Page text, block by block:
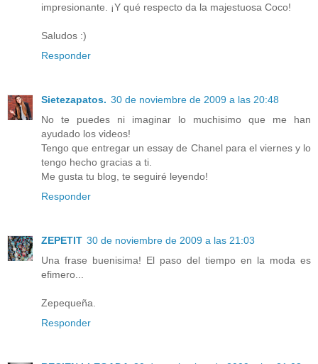
impresionante. ¡Y qué respecto da la majestuosa Coco!
Saludos :)
Responder
Sietezapatos. 30 de noviembre de 2009 a las 20:48
No te puedes ni imaginar lo muchisimo que me han
ayudado los videos!
Tengo que entregar un essay de Chanel para el viernes y lo
tengo hecho gracias a ti.
Me gusta tu blog, te seguiré leyendo!
Responder
ZEPETIT 30 de noviembre de 2009 a las 21:03
Una frase buenisima! El paso del tiempo en la moda es
efimero...
Zepequeña.
Responder